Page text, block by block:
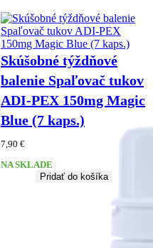
Skúšobné týždňové
balenie Spaľovač tukov
ADI-PEX 150mg Magic
Blue (7 kaps.)
7,90 €
NA SKLADE
Pridať do košíka